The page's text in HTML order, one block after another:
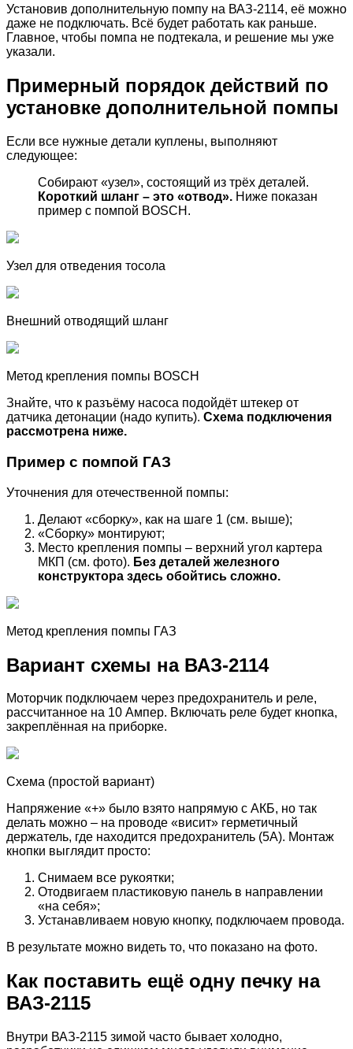
Установив дополнительную помпу на ВАЗ-2114, её можно
даже не подключать. Всё будет работать как раньше.
Главное, чтобы помпа не подтекала, и решение мы уже
указали.
Примерный порядок действий по
установке дополнительной помпы
Если все нужные детали куплены, выполняют
следующее:
Собирают «узел», состоящий из трёх деталей.
Короткий шланг – это «отвод». Ниже показан
пример с помпой BOSCH.
Узел для отведения тосола
Внешний отводящий шланг
Метод крепления помпы BOSCH
Знайте, что к разъёму насоса подойдёт штекер от
датчика детонации (надо купить). Схема подключения
рассмотрена ниже.
Пример с помпой ГАЗ
Уточнения для отечественной помпы:
Делают «сборку», как на шаге 1 (см. выше);
«Сборку» монтируют;
Место крепления помпы – верхний угол картера
МКП (см. фото). Без деталей железного
конструктора здесь обойтись сложно.
Метод крепления помпы ГАЗ
Вариант схемы на ВАЗ-2114
Моторчик подключаем через предохранитель и реле,
рассчитанное на 10 Ампер. Включать реле будет кнопка,
закреплённая на приборке.
Схема (простой вариант)
Напряжение «+» было взято напрямую с АКБ, но так
делать можно – на проводе «висит» герметичный
держатель, где находится предохранитель (5А). Монтаж
кнопки выглядит просто:
Снимаем все рукоятки;
Отодвигаем пластиковую панель в направлении
«на себя»;
Устанавливаем новую кнопку, подключаем провода.
В результате можно видеть то, что показано на фото.
Как поставить ещё одну печку на
ВАЗ-2115
Внутри ВАЗ-2115 зимой часто бывает холодно,